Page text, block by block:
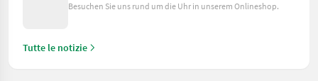
Besuchen Sie uns rund um die Uhr in unserem Onlineshop.
Tutte le notizie